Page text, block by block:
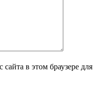
в этом браузере для